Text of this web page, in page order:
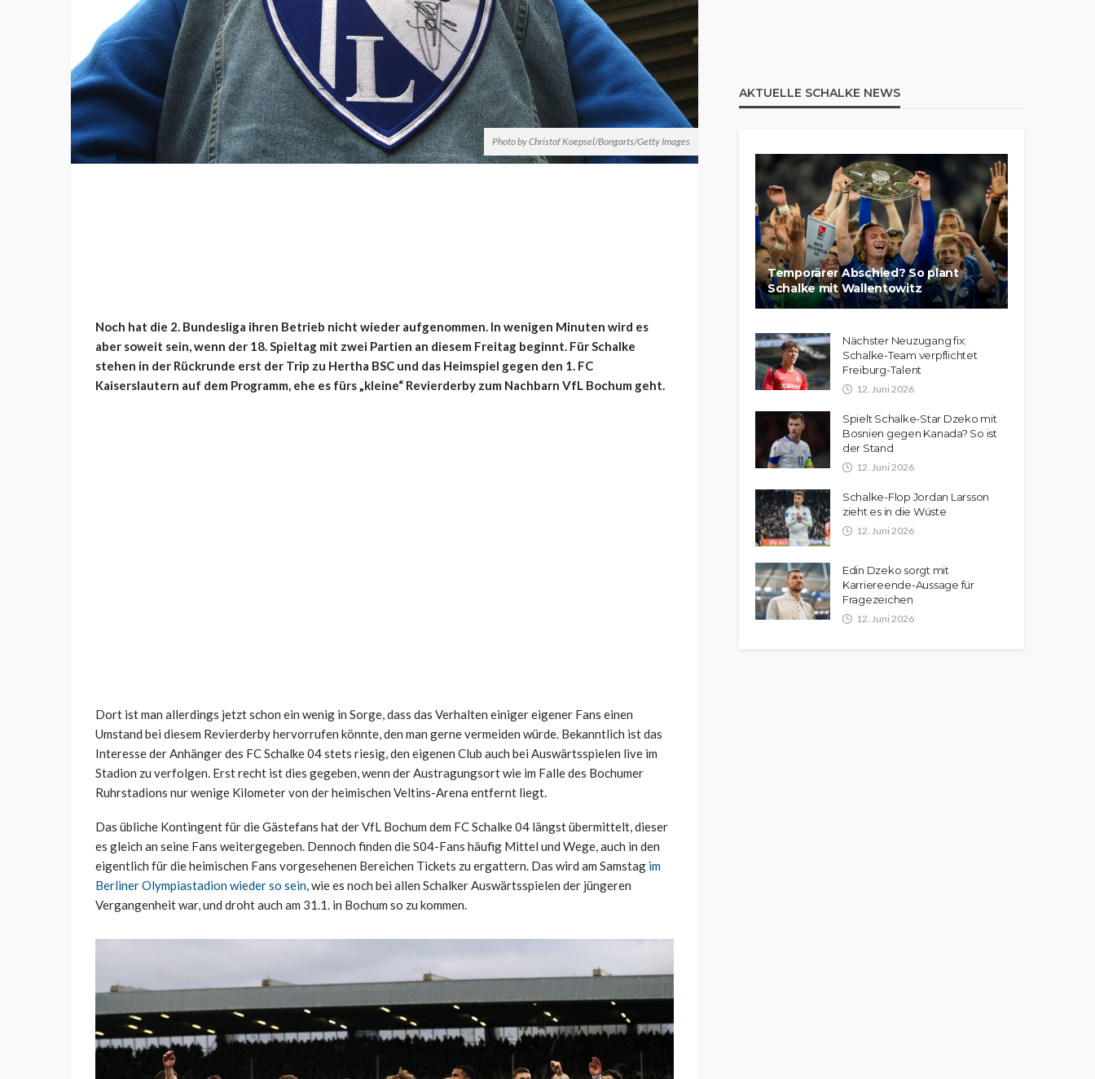
Photo by Christof Koepsel/Bongarts/Getty Images
Noch hat die 2. Bundesliga ihren Betrieb nicht wieder aufgenommen. In wenigen Minuten wird es
aber soweit sein, wenn der 18. Spieltag mit zwei Partien an diesem Freitag beginnt. Für Schalke
stehen in der Rückrunde erst der Trip zu Hertha BSC und das Heimspiel gegen den 1. FC
Kaiserslautern auf dem Programm, ehe es fürs „kleine“ Revierderby zum Nachbarn VfL Bochum geht.
Dort ist man allerdings jetzt schon ein wenig in Sorge, dass das Verhalten einiger eigener Fans einen
Umstand bei diesem Revierderby hervorrufen könnte, den man gerne vermeiden würde. Bekanntlich ist das
Interesse der Anhänger des FC Schalke 04 stets riesig, den eigenen Club auch bei Auswärtsspielen live im
Stadion zu verfolgen. Erst recht ist dies gegeben, wenn der Austragungsort wie im Falle des Bochumer
Ruhrstadions nur wenige Kilometer von der heimischen Veltins-Arena entfernt liegt.
Das übliche Kontingent für die Gästefans hat der VfL Bochum dem FC Schalke 04 längst übermittelt, dieser
es gleich an seine Fans weitergegeben. Dennoch finden die S04-Fans häufig Mittel und Wege, auch in den
eigentlich für die heimischen Fans vorgesehenen Bereichen Tickets zu ergattern. Das wird am Samstag im
Berliner Olympiastadion wieder so sein, wie es noch bei allen Schalker Auswärtsspielen der jüngeren
Vergangenheit war, und droht auch am 31.1. in Bochum so zu kommen.
AKTUELLE SCHALKE NEWS
Temporärer Abschied? So plant
Schalke mit Wallentowitz
Nächster Neuzugang fix:
Schalke-Team verpflichtet
Freiburg-Talent
12. Juni 2026
Spielt Schalke-Star Dzeko mit
Bosnien gegen Kanada? So ist
der Stand
12. Juni 2026
Schalke-Flop Jordan Larsson
zieht es in die Wüste
12. Juni 2026
Edin Dzeko sorgt mit
Karriereende-Aussage für
Fragezeichen
12. Juni 2026